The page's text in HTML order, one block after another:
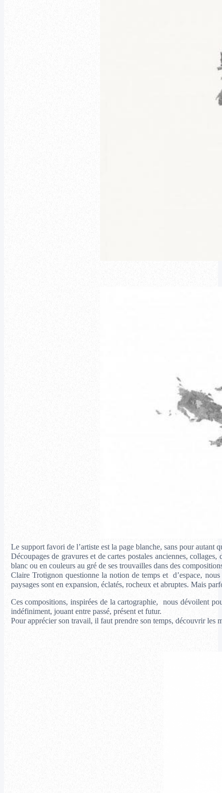
Le support favori de l’artiste est la page blanche, sans pour autant
Découpages de gravures et de cartes postales anciennes,
blanc ou en couleurs au gré de ses trouvailles dans des
Claire Trotignon questionne la notion de temps et d’espace,
paysages sont en expansion, éclatés, rocheux et abruptes. Mais
Ces compositions, inspirées de la cartographie, nous dévoilent
indéfiniment, jouant entre passé, présent et futur.
Pour apprécier son travail, il faut prendre son temps, découvrir les